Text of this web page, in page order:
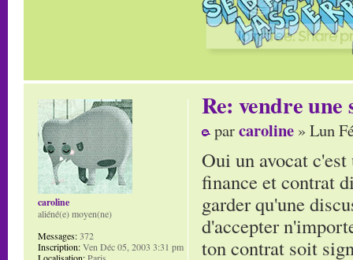
Re: vendre une
parcaroline » Lun
Oui un avocat
finance et contrat
garder qu'une
d'accepter
ton contrat soit
caroline
aliéné(e) moyen(ne)
Messages:372
Inscription:Ven Déc 05, 2003 3:31 pm
Localisation:Paris